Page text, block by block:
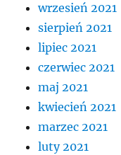
wrzesień 2021
sierpień 2021
lipiec 2021
czerwiec 2021
maj 2021
kwiecień 2021
marzec 2021
luty 2021